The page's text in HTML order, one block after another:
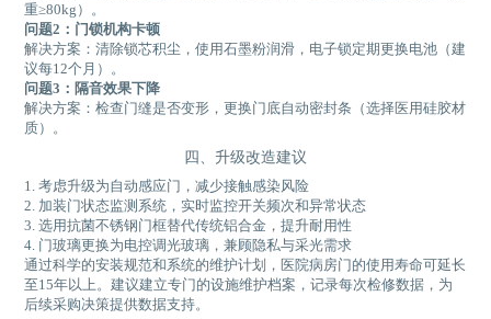
重≥80kg）。
问题2：门锁机构卡顿
解决方案：清除锁芯积尘，使用石墨粉润滑，电子锁定期更换电池（建
议每12个月）。
问题3：隔音效果下降
解决方案：检查门缝是否变形，更换门底自动密封条（选择医用硅胶材
质）。
四、升级改造建议
1. 考虑升级为自动感应门，减少接触感染风险
2. 加装门状态监测系统，实时监控开关频次和异常状态
3. 选用抗菌不锈钢门框替代传统铝合金，提升耐用性
4. 门玻璃更换为电控调光玻璃，兼顾隐私与采光需求
通过科学的安装规范和系统的维护计划，医院病房门的使用寿命可延长
至15年以上。建议建立专门的设施维护档案，记录每次检修数据，为
后续采购决策提供数据支持。